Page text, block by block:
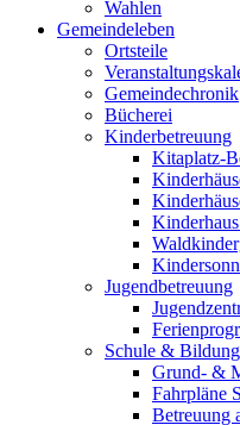
Wahlen
Gemeindeleben
Ortsteile
Gemeindechronik
Bücherei
Kinderbetreuung
Kitaplatz-
Jugendbetreuung
Schule & Bildung
Grund- &
Fahrpläne
Betreuung